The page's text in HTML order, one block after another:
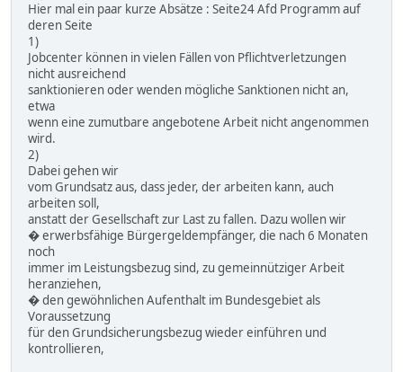
Hier mal ein paar kurze Absätze : Seite24 Afd Programm auf
deren Seite
1)
Jobcenter können in vielen Fällen von Pflichtverletzungen
nicht ausreichend
sanktionieren oder wenden mögliche Sanktionen nicht an,
etwa
wenn eine zumutbare angebotene Arbeit nicht angenommen
wird.
2)
Dabei gehen wir
vom Grundsatz aus, dass jeder, der arbeiten kann, auch
arbeiten soll,
anstatt der Gesellschaft zur Last zu fallen. Dazu wollen wir
� erwerbsfähige Bürgergeldempfänger, die nach 6 Monaten
noch
immer im Leistungsbezug sind, zu gemeinnütziger Arbeit
heranziehen,
� den gewöhnlichen Aufenthalt im Bundesgebiet als
Voraussetzung
für den Grundsicherungsbezug wieder einführen und
kontrollieren,